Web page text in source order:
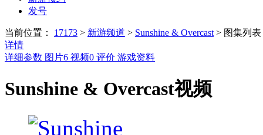
发号
当前位置： 17173 > 新游频道 > Sunshine & Overcast > 图集列表
详情
详细参数 图片6 视频0 评价 游戏资料
Sunshine & Overcast视频